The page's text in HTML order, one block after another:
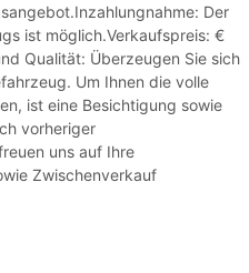
Der
ist möglich.Verkaufspreis: €
Qualität: Überzeugen Sie sich
Um Ihnen die volle
ist eine Besichtigung sowie
vorheriger
uns auf Ihre
Zwischenverkauf